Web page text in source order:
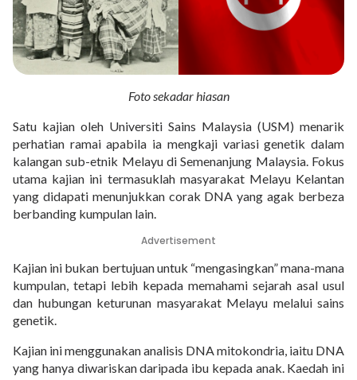
Foto sekadar hiasan
Satu kajian oleh Universiti Sains Malaysia (USM) menarik
perhatian ramai apabila ia mengkaji variasi genetik dalam
kalangan sub-etnik Melayu di Semenanjung Malaysia. Fokus
utama kajian ini termasuklah masyarakat Melayu Kelantan
yang didapati menunjukkan corak DNA yang agak berbeza
berbanding kumpulan lain.
Advertisement
Kajian ini bukan bertujuan untuk “mengasingkan” mana-mana
kumpulan, tetapi lebih kepada memahami sejarah asal usul
dan hubungan keturunan masyarakat Melayu melalui sains
genetik.
Kajian ini menggunakan analisis DNA mitokondria, iaitu DNA
yang hanya diwariskan daripada ibu kepada anak. Kaedah ini